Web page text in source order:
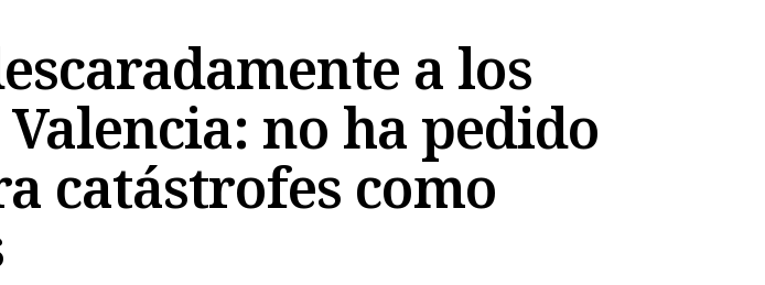
a los
no ha pedido
catástrofes como